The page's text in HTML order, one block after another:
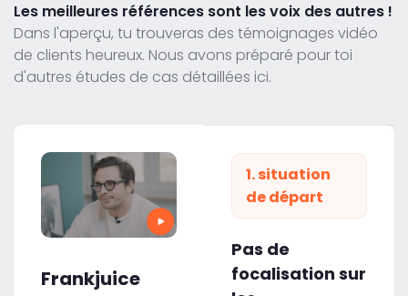
Les meilleures références sont les voix des autres !
Dans l'aperçu, tu trouveras des témoignages vidéo
de clients heureux. Nous avons préparé pour toi
d'autres études de cas détaillées ici.
Frankjuice
1. situation
de départ
Pas de
focalisation sur